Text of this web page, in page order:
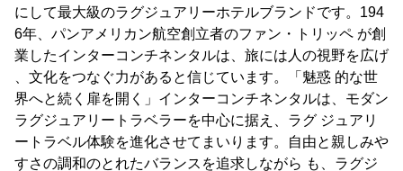
にして最大級のラグジュアリーホテルブランドです。194
6年、パンアメリカン航空創立者のファン・トリッペ が創
業したインターコンチネンタルは、旅には人の視野を広げ
、文化をつなぐ力があると信じています。「魅惑 的な世
界へと続く扉を開く」インターコンチネンタルは、モダン
ラグジュアリートラベラーを中心に据え、ラグ ジュアリ
ートラベル体験を進化させてまいります。自由と親しみや
すさの調和のとれたバランスを追求しながら も、ラグジ